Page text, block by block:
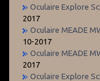
Oculaire Explore
2017
Oculaire MEADE
10-2017
Oculaire MEADE
2017
Oculaire Explore